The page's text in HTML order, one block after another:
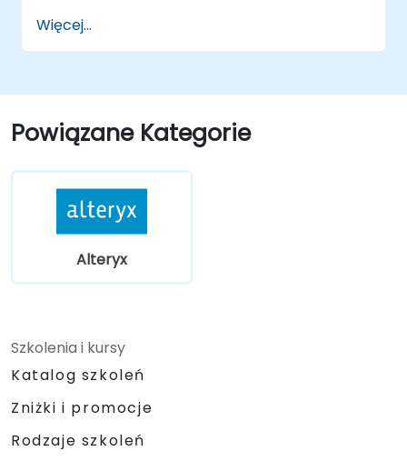
Więcej...
Powiązane Kategorie
Alteryx
Szkolenia i kursy
Katalog szkoleń
Zniżki i promocje
Rodzaje szkoleń